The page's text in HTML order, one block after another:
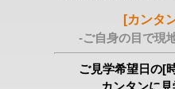
[カンタ
-ご自身の目で現
ご見学希望日の[
カンタンに